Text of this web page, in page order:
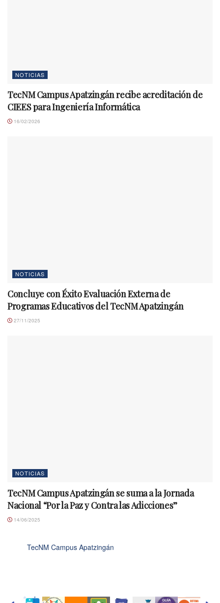
NOTICIAS
TecNM Campus Apatzingán recibe acreditación de
CIEES para Ingeniería Informática
16/02/2026
NOTICIAS
Concluye con Éxito Evaluación Externa de
Programas Educativos del TecNM Apatzingán
27/11/2025
NOTICIAS
TecNM Campus Apatzingán se suma a la Jornada
Nacional “Por la Paz y Contra las Adicciones”
14/06/2025
TecNM Campus Apatzingán